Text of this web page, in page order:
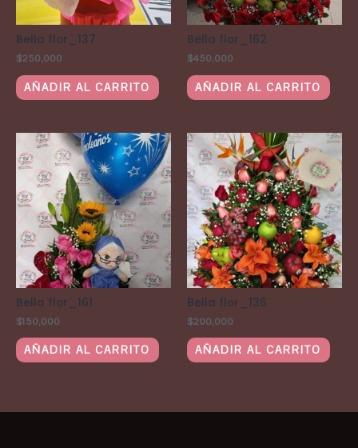
Bella flor_137
$250,000
AÑADIR AL CARRITO
Bella flor_162
$450,000
AÑADIR AL CARRITO
Bella flor_161
$150,000
AÑADIR AL CARRITO
Bella flor_136
$200,000
AÑADIR AL CARRITO